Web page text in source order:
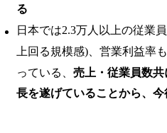
る
日本では2.3万人以上の従業
上回る規模感)、営業利益率
っている、 売上・従業員数
長を遂げていることから、